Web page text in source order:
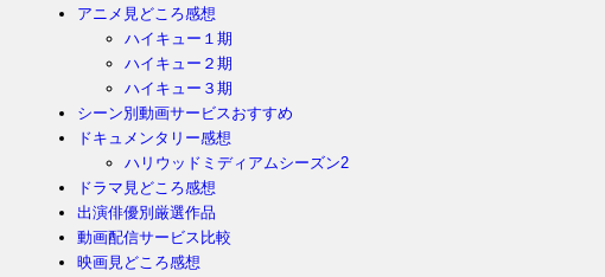
アニメ見どころ感想
ハイキュー１期
ハイキュー２期
ハイキュー３期
シーン別動画サービスおすすめ
ドキュメンタリー感想
ハリウッドミディアムシーズン2
ドラマ見どころ感想
出演俳優別厳選作品
動画配信サービス比較
映画見どころ感想